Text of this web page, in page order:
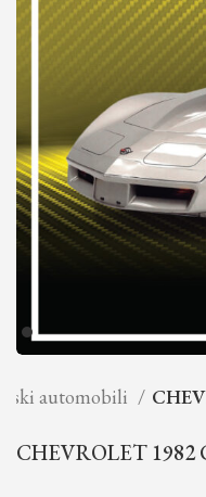
automobili
CHEVROLET 1982